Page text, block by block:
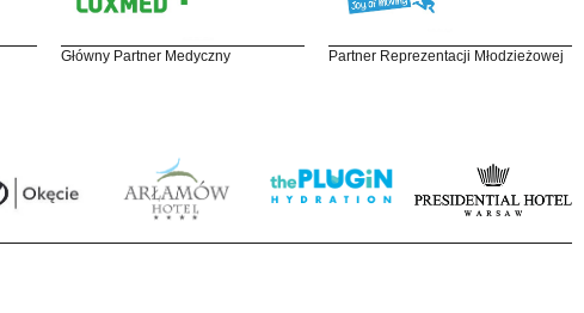
Główny Partner Medyczny Partner Reprezentacji Młodzieżowej